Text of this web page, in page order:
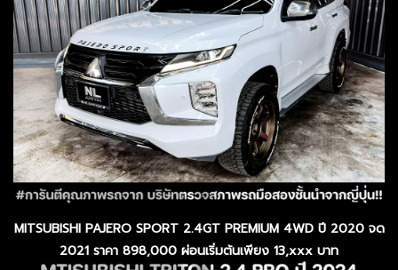
MITSUBISHI PAJERO SPORT 2.4GT PREMIUM 4WD ปี 2020 จด
2021 ราคา 898,000 ผ่อนเริ่มต้นเพียง 13,xxx บาท